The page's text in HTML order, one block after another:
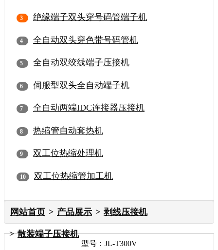
绝缘端子双头穿号码管端子机
全自动双头穿色带号码管机
全自动双绞线端子压接机
伺服型双头全自动端子机
全自动两端IDC连接器压接机
热缩管自动套热机
双工位热缩处理机
双工位热缩管加工机
网站首页 产品展示 剥线压接机
散装端子压接机
型号：JL-T300V